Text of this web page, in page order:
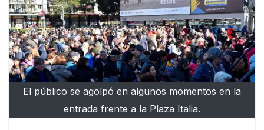
El público se agolpó en algunos momentos en la
entrada frente a la Plaza Italia.